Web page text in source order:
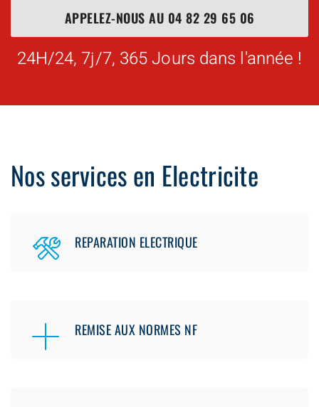
APPELEZ-NOUS AU 04 82 29 65 06
24H/24, 7j/7, 365 Jours dans l'année !
Nos services en Electricite
REPARATION ELECTRIQUE
REMISE AUX NORMES NF